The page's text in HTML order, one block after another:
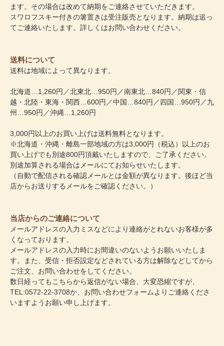
ます。その場合は改めて納期をご連絡させていただきます。
スワロフスキー付きの箸置きは受注販売となります。納期は追っ
てご連絡いたします。詳しくはお問い合わせください。
送料について
送料は地域によって異なります。
北海道…1,260円／北東北…950円／南東北…840円／関東・信
越・北陸・東海・関西…600円／中国…840円／四国…950円／九
州…950円／沖縄…1,260円
3,000円以上のお買い上げは送料無料となります。
※北海道・沖縄・離島一部地域の方は3,000円（税込）以上のお
買い上げでも別途800円頂戴いたしますので、ご了承ください。
別途加算される場合はメールにてお知らせいたします。
（自動で配信される確認メールとは金額が異なります。後ほど当
店からお送りするメールをご確認ください。）
当店からのご連絡について
メールアドレスの入力ミスなどにより連絡がとれないお客様が多
くなっております。
メールアドレスの入力時にお間違いのないようお願いいたしま
す。また、受信・拒否設定などされている方は解除などしてから
ご注文、お問い合わせをしてください。
数日経ってもこちらから返信がない場合、大変恐縮ですが、
TEL:0572-22-3708か、 お問い合わせフォーム よりご連絡くださ
いますようお願い申し上げます。